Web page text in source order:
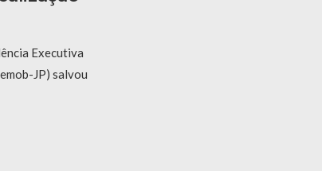
Executiva
JP) salvou